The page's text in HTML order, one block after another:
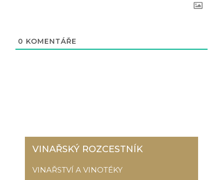
0 KOMENTÁŘE
VINAŘSKÝ ROZCESTNÍK
VINAŘSTVÍ A VINOTÉKY